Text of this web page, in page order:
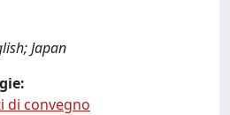
Japan
di convegno